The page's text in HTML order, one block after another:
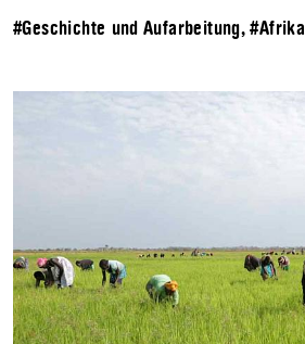
#Geschichte und Aufarbeitung,#Afrika